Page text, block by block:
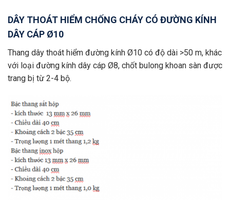
DÂY THOÁT HIỂM CHỐNG CHÁY CÓ ĐƯỜNG KÍNH
DÂY CÁP Ø10
Thang dây thoát hiểm đường kính Ø10 có độ dài >50 m, khác
với loại đường kính dây cáp Ø8, chốt bulong khoan sàn được
trang bị từ 2-4 bộ.